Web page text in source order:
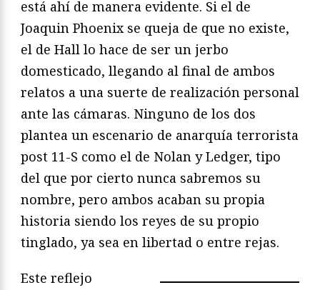
está ahí de manera evidente. Si el de
Joaquin Phoenix se queja de que no existe,
el de Hall lo hace de ser un jerbo
domesticado, llegando al final de ambos
relatos a una suerte de realización personal
ante las cámaras. Ninguno de los dos
plantea un escenario de anarquía terrorista
post 11-S como el de Nolan y Ledger, tipo
del que por cierto nunca sabremos su
nombre, pero ambos acaban su propia
historia siendo los reyes de su propio
tinglado, ya sea en libertad o entre rejas.
Este reflejo